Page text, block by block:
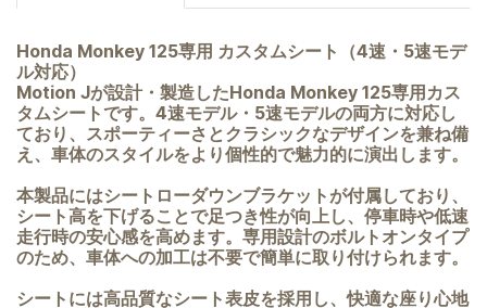
Honda Monkey 125専用 カスタムシート（4速・5速モデ
ル対応）
Motion Jが設計・製造したHonda Monkey 125専用カス
タムシートです。4速モデル・5速モデルの両方に対応し
ており、スポーティーさとクラシックなデザインを兼ね備
え、車体のスタイルをより個性的で魅力的に演出します。
本製品にはシートローダウンブラケットが付属しており、
シート高を下げることで足つき性が向上し、停車時や低速
走行時の安心感を高めます。専用設計のボルトオンタイプ
のため、車体への加工は不要で簡単に取り付けられます。
シートには高品質なシート表皮を採用し、快適な座り心地